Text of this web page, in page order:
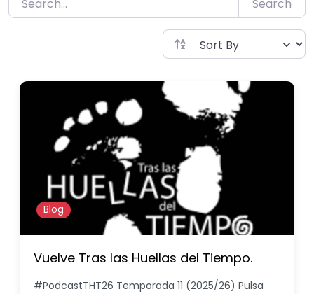
Search
Blog
Vuelve Tras las Huellas del Tiempo.
#PodcastTHT26 Temporada 11 (2025/26) Pulsa